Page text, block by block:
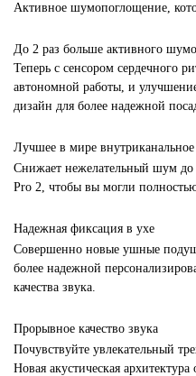
Активное шумопоглощение,
До 2 раз больше активного
Теперь с сенсором сердечного
автономной работы, и
дизайн для более надежной
Лучшее в мире
Снижает нежелательный шум до
Pro 2, чтобы вы могли
Надежная фиксация в ухе
Совершенно новые ушные
более надежной
качества звука.
Прорывное качество звука
Почувствуйте увлекательный
Новая акустическая